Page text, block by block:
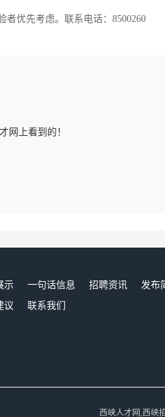
者优先考虑。联系电话：8500260
网上看到的！
示 一句话信息 招聘资讯 发布
议 联系我们
西峡人才网,西峡